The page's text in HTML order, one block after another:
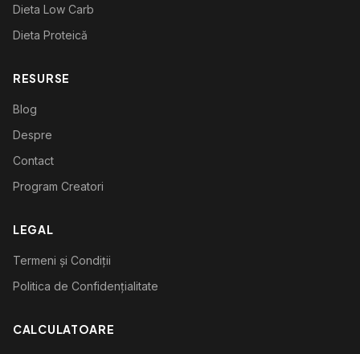
Dieta Low Carb
Dieta Proteică
RESURSE
Blog
Despre
Contact
Program Creatori
LEGAL
Termeni și Condiții
Politica de Confidențialitate
CALCULATOARE